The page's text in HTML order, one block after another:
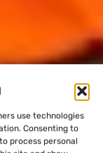
use technologies
Consenting to
process personal